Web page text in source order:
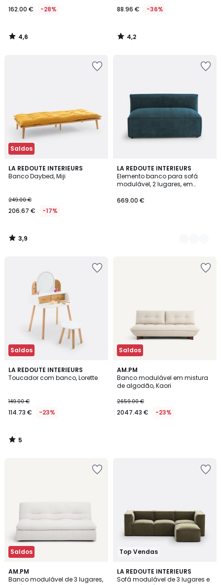
162.00 € -28%
4,6
/
88.96 € -36%
4,2
/
Saldos
LA REDOUTE INTERIEURS
Banco Daybed, Miji
249.00 €
206.67 € -17%
3,9
/ 5
3,9
/
LA REDOUTE INTERIEURS
Elemento banco para sofá
modulável, 2 lugares, em
669.00 €
5
Cores
Saldos
LA REDOUTE INTERIEURS
Toucador com banco, Lorette
149.00 €
114.73 € -23%
5
/
5
/
Saldos
AM.PM
Banco modulável em mistura
de algodão, Kaori
2659.00 €
2047.43 € -23%
Saldos
AM.PM
Banco modulável de 3 lugares,
Top Vendas
LA REDOUTE INTERIEURS
Sofá modulável de 3 lugares e
5
/
4
Cores